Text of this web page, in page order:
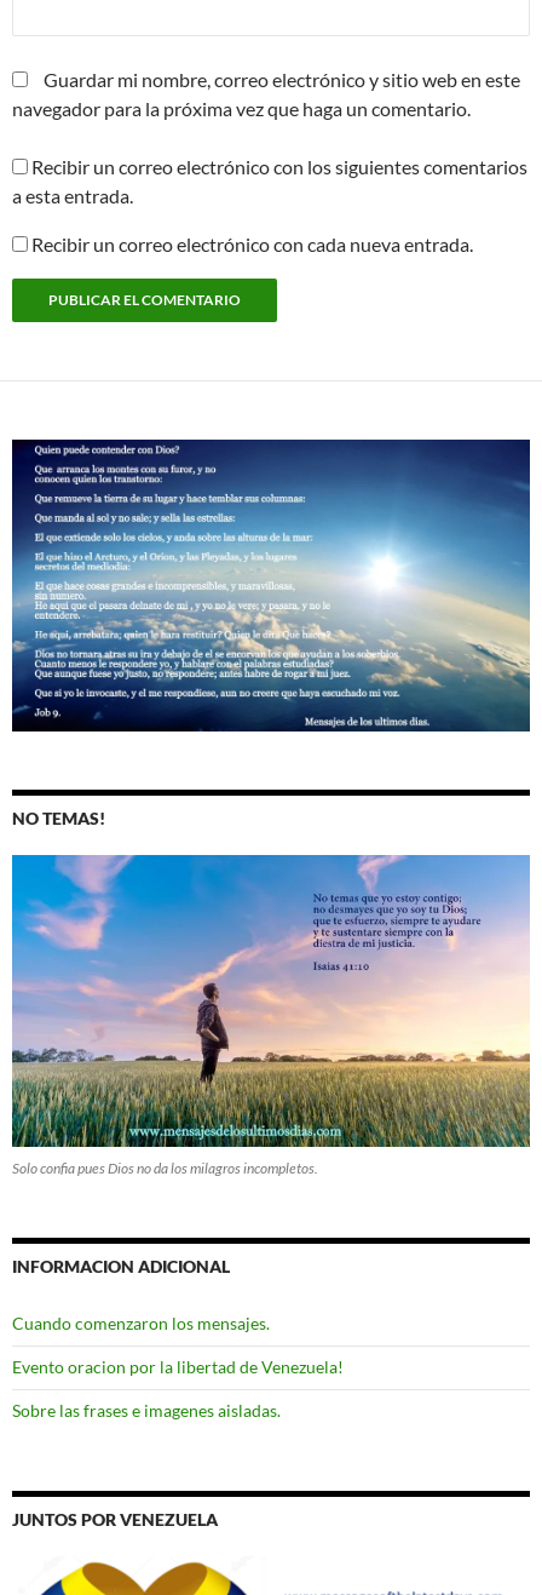
Guardar mi nombre, correo electrónico y sitio web en este
navegador para la próxima vez que haga un comentario.
Recibir un correo electrónico con los siguientes comentarios
a esta entrada.
Recibir un correo electrónico con cada nueva entrada.
NO TEMAS!
Solo confia pues Dios no da los milagros incompletos.
INFORMACION ADICIONAL
Cuando comenzaron los mensajes.
Evento oracion por la libertad de Venezuela!
Sobre las frases e imagenes aisladas.
JUNTOS POR VENEZUELA